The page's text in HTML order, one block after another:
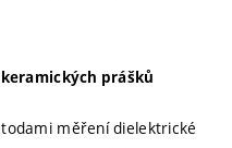
prášků
měření dielektrické